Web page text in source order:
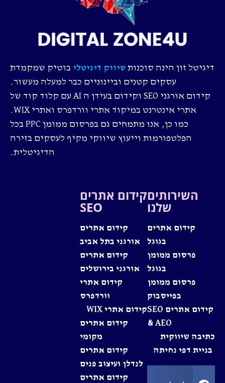
דיגיטל זון הינה סוכנות שיווק דיגיטלי בוטיק שמקמדת
עסקים קטנים וביינוניים כבר למעלה מעשור.
קידום אורגני SEO וקידום בעידן ה AI עם קלוד קוד של
אתרי אינטרנט במיקוד אתרי וורדפרס ואתרי WIX.
כמו כן, אנו מתמחים גם בפרסום ממומן PPC בכל
הפלטפורמות וייעוץ שיווקי מקיף לעסקים בזירה
הדיגיטלית.
השירותים
שלנו
קידום אתרים
בגוגל
פרסום ממומן
בגוגל
פרסום ממומן
בפייסבוק
קידום אתרים SEO
& AEO
כתיבה שיווקית
בניית דפי נחיתה
קידום אתרים
SEO
קידום אתרים
אורגני בתל אביב
קידום אתרים
אורגני בירושלים
קידום אתרי
וורדפרס
קידום אתרי WIX
קידום אתרים
מקומי
קידום אתרים
לנדלן ועיצוב פנים
קידום אתרים